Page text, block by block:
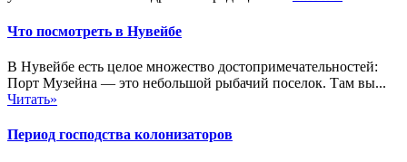
Что посмотреть в Нувейбе
В Нувейбе есть целое множество достопримечательностей:
Порт Музейна — это небольшой рыбачий поселок. Там вы...
Читать»
Период господства колонизаторов